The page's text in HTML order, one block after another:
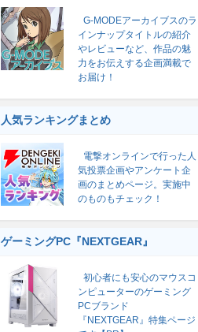
G-MODEアーカイブスのラ
インナップタイトルの紹介
やレビューなど、作品の魅
力をお伝えする企画満載で
お届け！
人気ランキングまとめ
電撃オンラインで行った人
気投票企画やアンケート企
画のまとめページ。実施中
のものもチェック！
ゲーミングPC『NEXTGEAR』
初心者にも安心のマウスコ
ンピューターのゲーミング
PCブランド
『NEXTGEAR』特集ページ